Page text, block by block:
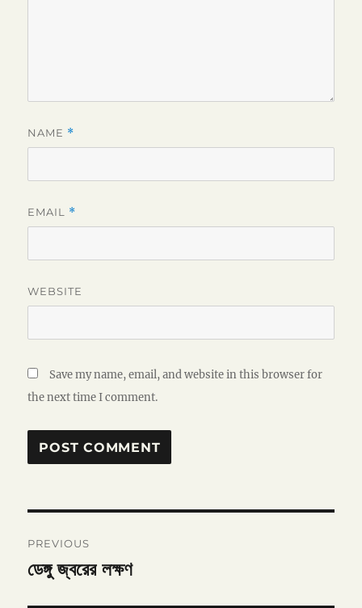
NAME *
EMAIL *
WEBSITE
Save my name, email, and website in this browser for
the next time I comment.
navigation
PREVIOUS
Previous
ডেঙ্গু জ্বরের লক্ষণ